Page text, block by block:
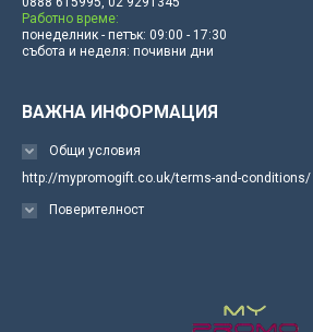
Работно време:
понеделник - петък: 09:00 - 17:30
събота и неделя: почивни дни
ВАЖНА ИНФОРМАЦИЯ
Общи условия
http://mypromogift.co.uk/terms-and-conditions/
Поверителност